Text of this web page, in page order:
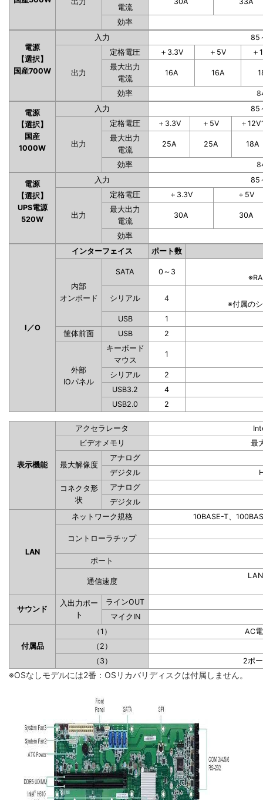
電流
効率
電源
【選択】
国産700W
入力 85
出力
定格電圧 ＋3.3V ＋5V
＋
最大出力
電流
16A 16A
効率
電源
【選択】
国産
1000W
入力 85
出力
定格電圧 ＋3.3V ＋5V
＋
最大出力
電流
25A 25A 18A
効率
電源
【選択】
UPS電源
520W
入力 85
出力
定格電圧 ＋3.3V
＋5V
最大出力
電流
30A 30A
効率
I／O
インターフェイス ポート数
内部
オンボード
SATA 0～3
シリアル 4
※付属の
USB
1
筐体前面
USB 2
外部
IOパネル
キーボード
マウス
1
シリアル
2
USB3.2
4
USB2.0
2
表示機能
アクセラレータ
ビデオメモリ
最
最大解像度
アナログ
デジタル
コネクタ形
状
アナログ
デジタル
LAN
ネットワーク規格 10BASE-T、
コントローラチップ
ポート
通信速度
サウンド
入出力ポー
ト
ラインOUT
マイクIN
付属品
（1）
AC
（2）
（3）
2ポ
※OSなしモデルには2番：OSリカバリディスクは付属しません。